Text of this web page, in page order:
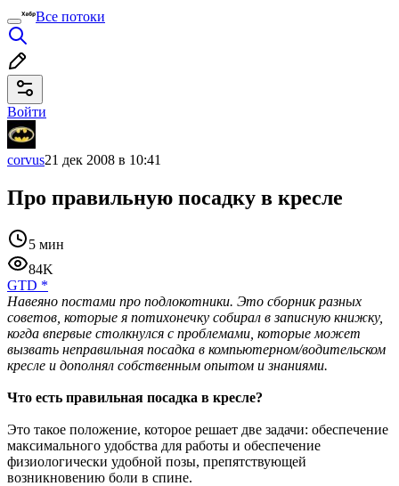
Все потоки
Войти
corvus21 дек 2008 в 10:41
Про правильную посадку в кресле
5 мин
84K
GTD *
Навеяно постами про подлокотники. Это сборник разных
советов, которые я потихонечку собирал в записную книжку,
когда впервые столкнулся с проблемами, которые может
вызвать неправильная посадка в компьютерном/водительском
кресле и дополнял собственным опытом и знаниями.
Что есть правильная посадка в кресле?
Это такое положение, которое решает две задачи: обеспечение
максимального удобства для работы и обеспечение
физиологически удобной позы, препятствующей
возникновению боли в спине.